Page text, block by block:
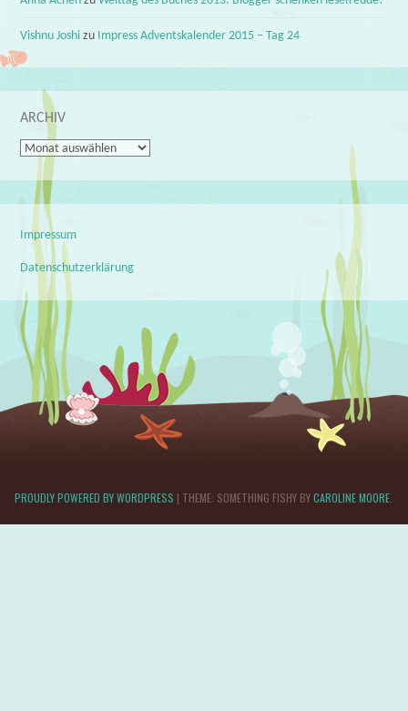
Vishnu Joshi zu Impress Adventskalender 2015 – Tag 24
ARCHIV
Archiv
Impressum
Datenschutzerklärung
PROUDLY POWERED BY WORDPRESS | THEME: SOMETHING FISHY BYCAROLINE MOORE.